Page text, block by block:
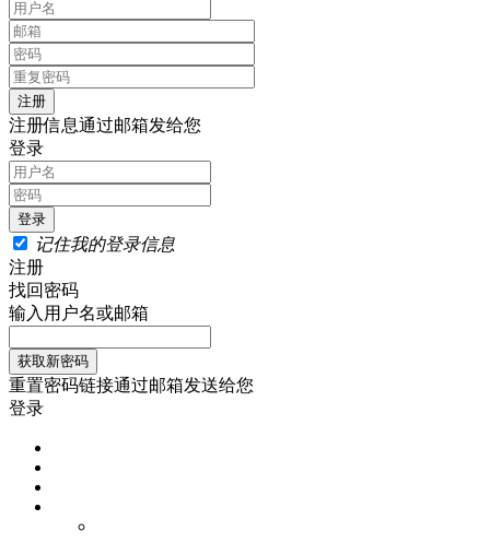
注册信息通过邮箱发给您
登录
记住我的登录信息
注册
找回密码
输入用户名或邮箱
重置密码链接通过邮箱发送给您
登录